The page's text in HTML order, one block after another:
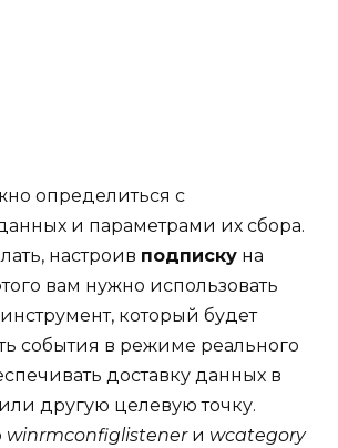
определиться с
и параметрами их сбора.
настроив подписку на
вам нужно использовать
который будет
события в режиме реального
доставку данных в
другую целевую точку.
winrmconfiglistenerи wcategory